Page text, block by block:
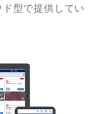
型で提供してい